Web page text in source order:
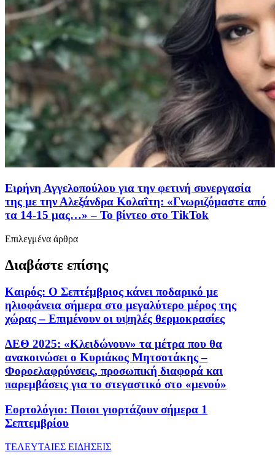
Ειρήνη Αγγελοπούλου για την φετινή συνεργασία
της με την Αλεξάνδρα Κολαΐτη: «Γνωριζόμαστε από
τα 14-15 μας…» – Το βίντεο στο TikTok
Επιλεγμένα άρθρα
Διαβάστε επίσης
Καιρός: Ο Σεπτέμβριος κάνει ποδαρικό με
ηλιοφάνεια σήμερα στο μεγαλύτερο μέρος της
χώρας – Επιμένουν οι υψηλές θερμοκρασίες
ΔΕΘ 2025: «Κλειδώνουν» τα μέτρα που θα
ανακοινώσει ο Κυριάκος Μητσοτάκης –
Φοροελαφρύνσεις, προσωπική διαφορά και
παρεμβάσεις για το στεγαστικό στο «μενού»
Εορτολόγιο: Ποιοι γιορτάζουν σήμερα 1
Σεπτεμβρίου
ΤΕΛΕΥΤΑΙΕΣ ΕΙΔΗΣΕΙΣ